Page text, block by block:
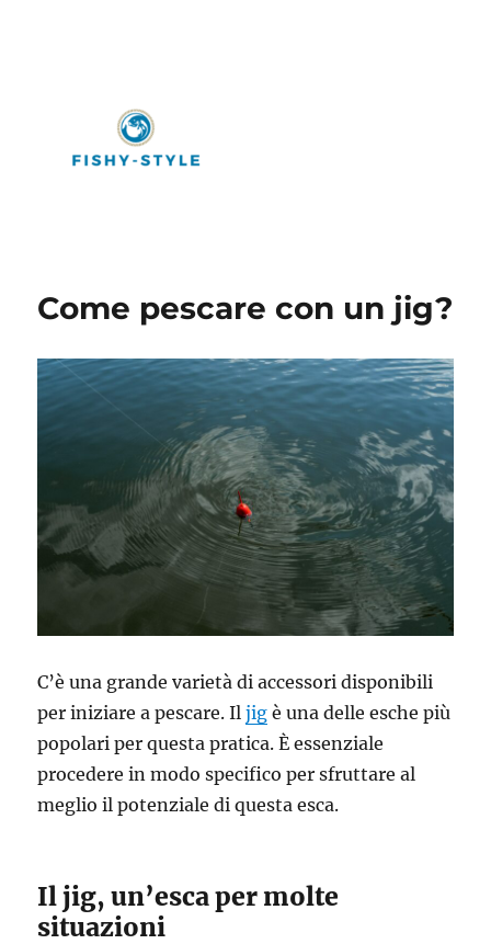
Come pescare con un jig?
C’è una grande varietà di accessori disponibili
per iniziare a pescare. Iljig è una delle esche più
popolari per questa pratica. È essenziale
procedere in modo specifico per sfruttare al
meglio il potenziale di questa esca.
Il jig, un’esca per molte
situazioni